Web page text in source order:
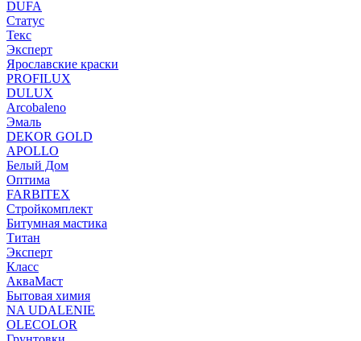
DUFA
Статус
Текс
Эксперт
Ярославские краски
PROFILUX
DULUX
Arcobaleno
Эмаль
DEKOR GOLD
APOLLO
Белый Дом
Оптима
FARBITEX
Стройкомплект
Битумная мастика
Титан
Эксперт
Класс
АкваМаст
Бытовая химия
NA UDALENIE
OLECOLOR